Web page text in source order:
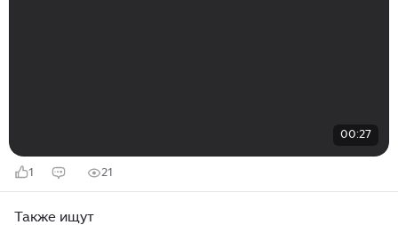
00:27
1 21
Также ищут